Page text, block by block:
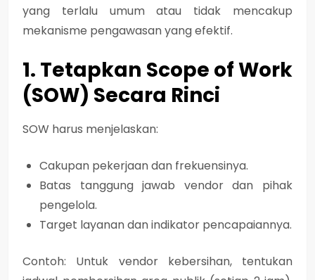
yang terlalu umum atau tidak mencakup
mekanisme pengawasan yang efektif.
1. Tetapkan Scope of Work
(SOW) Secara Rinci
SOW harus menjelaskan:
Cakupan pekerjaan dan frekuensinya.
Batas tanggung jawab vendor dan pihak
pengelola.
Target layanan dan indikator pencapaiannya.
Contoh: Untuk vendor kebersihan, tentukan